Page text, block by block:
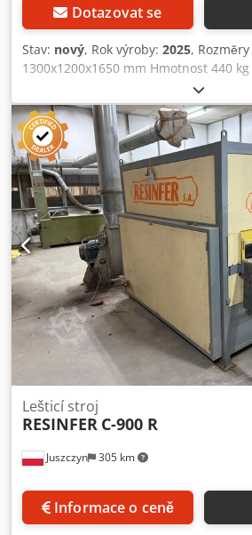
Dotazovat se
Stav: nový, Rok výroby: 2025,
1300x1200x1650 mm Hmotnost 440
Kartáčovací stroj RUSTOMAX
600 mm - Max. výška materiálu 300
1200 mm - Průměr kartáče 190 mm -
ot/min - Průměr vřetena 40 mm -
nylon) - max. rychlost podávacího
0 - 10 m/min. Dkodpfx Aljv A Hdpjber
mm + 50 mm - Průměr odsávací
Celkový výkon 8,0 kW (2 x 4 KW) -
Celkové rozměry L=1300 mm, Š=1200
Hmotnost 440 kg
Juszczyn 305 km
Lešticí stroj
RESINFER C-900 R
Informace o ceně